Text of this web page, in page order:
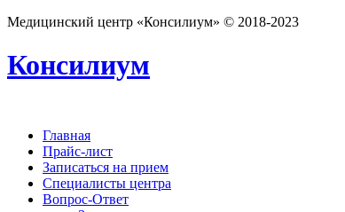
Медицинский центр «Консилиум» © 2018-2023
Консилиум
Главная
Прайс-лист
Записаться на прием
Специалисты центра
Вопрос-Ответ